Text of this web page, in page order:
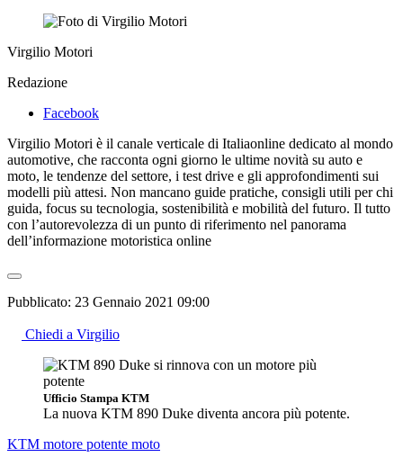
Virgilio Motori
Redazione
Facebook
Virgilio Motori è il canale verticale di Italiaonline dedicato al mondo
automotive, che racconta ogni giorno le ultime novità su auto e
moto, le tendenze del settore, i test drive e gli approfondimenti sui
modelli più attesi. Non mancano guide pratiche, consigli utili per chi
guida, focus su tecnologia, sostenibilità e mobilità del futuro. Il tutto
con l’autorevolezza di un punto di riferimento nel panorama
dell’informazione motoristica online
Pubblicato: 23 Gennaio 2021 09:00
Chiedi a Virgilio
Ufficio Stampa KTM
La nuova KTM 890 Duke diventa ancora più potente.
KTM motore potente moto